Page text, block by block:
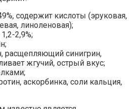
содержит кислоты (эруковая,
линоленовая);
2,9%;
расщепляющий синигрин,
жгучий, острый вкус;
аскорбинка, соли кальция,